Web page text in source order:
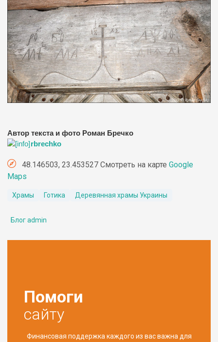
Автор текста и фото Роман Бречко
rbrechko
48.146503, 23.453527 Смотреть на карте Google
Maps
Храмы Готика Деревянная храмы Украины
Блог admin
Помоги
сайту
Финансовая поддержка каждого из вас важна для